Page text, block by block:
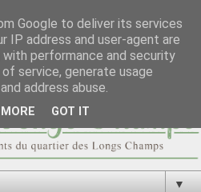
▼
Google to deliver its services
IP address and user-agent are
performance and security
service, generate usage
address abuse.
GOT IT